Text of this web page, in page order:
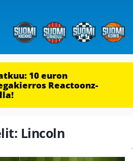
10 euron
Reactoonz-
Lincoln